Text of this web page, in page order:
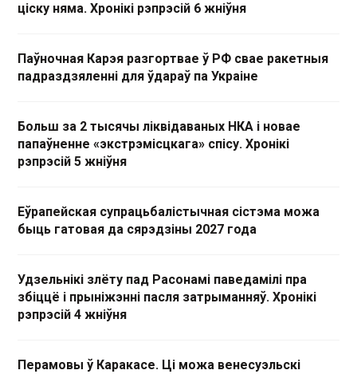
ціску няма. Хронікі рэпрэсій 6 жніўня
Паўночная Карэя разгортвае ў РФ свае ракетныя
падраздзяленні для ўдараў па Украіне
Больш за 2 тысячы ліквідаваных НКА і новае
папаўненне «экстрэмісцкага» спісу. Хронікі
рэпрэсій 5 жніўня
Еўрапейская супрацьбалістычная сістэма можа
быць гатовая да сярэдзіны 2027 года
Удзельнікі злёту пад Расонамі паведамілі пра
збіццё і прыніжэнні пасля затрыманняў. Хронікі
рэпрэсій 4 жніўня
Перамовы ў Каракасе. Ці можа венесуэльскі